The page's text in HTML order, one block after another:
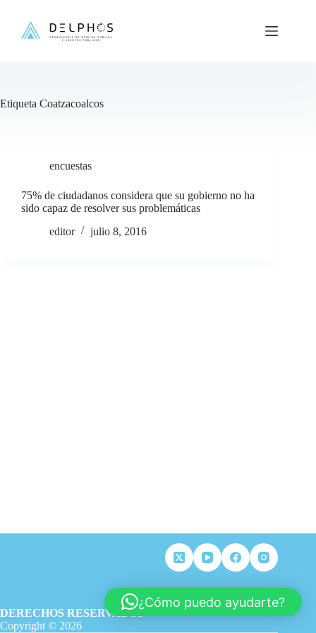
contenido
Etiqueta Coatzacoalcos
encuestas
75% de ciudadanos considera que su gobierno no ha
sido capaz de resolver sus problemáticas
editor
julio 8, 2016
DERECHOS RESERVADOS
Copyright © 2026
¿Cómo puedo ayudarte?